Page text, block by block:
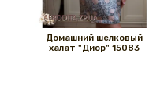
Домашний шелковый
халат "Диор" 15083